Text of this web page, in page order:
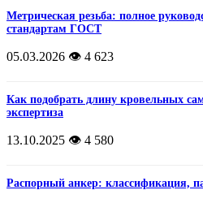
Метрическая резьба: полное
стандартам ГОСТ
05.03.2026 👁️ 4 623
Как подобрать длину кровельных
экспертиза
13.10.2025 👁️ 4 580
Распорный анкер: классификация,